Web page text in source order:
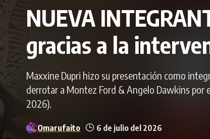
NUEVA
gracias a la
Maxxine Dupri hizo su presentación como
derrotar a Montez Ford & Angelo Dawkins por
2026).
Omarufaito 6 de julio del 2026